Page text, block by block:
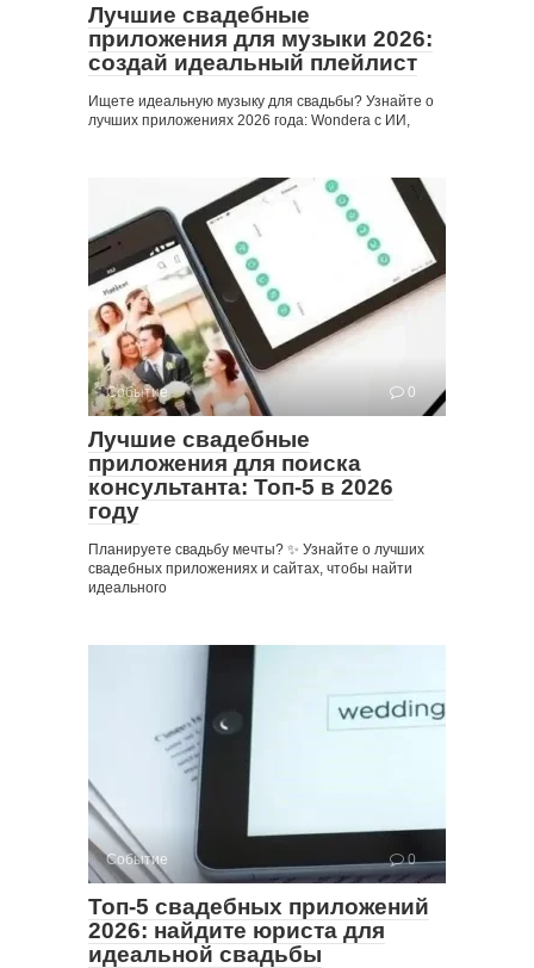
Лучшие свадебные
приложения для музыки 2026:
создай идеальный плейлист
Ищете идеальную музыку для свадьбы? Узнайте о
лучших приложениях 2026 года: Wondera с ИИ,
Событие 0
Лучшие свадебные
приложения для поиска
консультанта: Топ-5 в 2026
году
Планируете свадьбу мечты? ✨ Узнайте о лучших
свадебных приложениях и сайтах, чтобы найти
идеального
Событие 0
Топ-5 свадебных приложений
2026: найдите юриста для
идеальной свадьбы